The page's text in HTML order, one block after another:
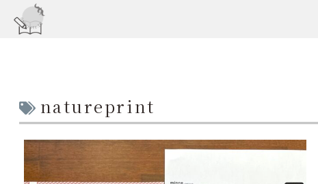
natureprint